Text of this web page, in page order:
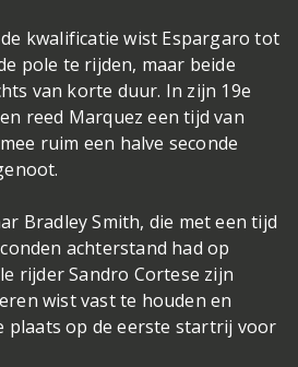
kwalificatie wist Espargaro tot
pole te rijden, maar beide
van korte duur. In zijn 19e
reed Marquez een tijd van
ruim een halve seconde
Bradley Smith, die met een tijd
achterstand had op
rijder Sandro Cortese zijn
wist vast te houden en
plaats op de eerste startrij voor